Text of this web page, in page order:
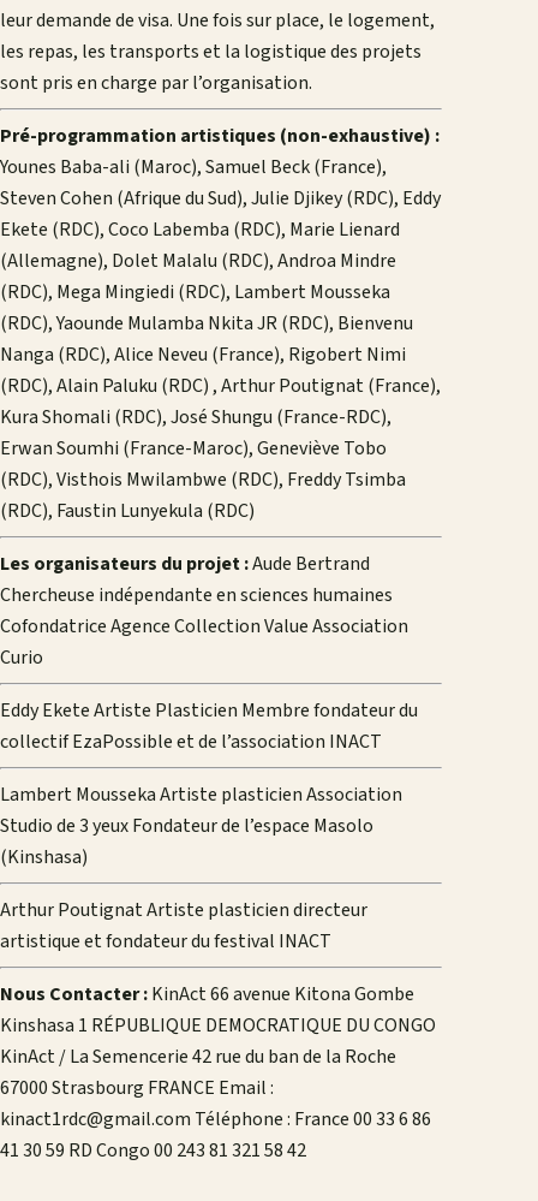
leur demande de visa. Une fois sur place, le logement,
les repas, les transports et la logistique des projets
sont pris en charge par l’organisation.
Pré-programmation artistiques (non-exhaustive) :
Younes Baba-ali (Maroc), Samuel Beck (France),
Steven Cohen (Afrique du Sud), Julie Djikey (RDC), Eddy
Ekete (RDC), Coco Labemba (RDC), Marie Lienard
(Allemagne), Dolet Malalu (RDC), Androa Mindre
(RDC), Mega Mingiedi (RDC), Lambert Mousseka
(RDC), Yaounde Mulamba Nkita JR (RDC), Bienvenu
Nanga (RDC), Alice Neveu (France), Rigobert Nimi
(RDC), Alain Paluku (RDC) , Arthur Poutignat (France),
Kura Shomali (RDC), José Shungu (France-RDC),
Erwan Soumhi (France-Maroc), Geneviève Tobo
(RDC), Visthois Mwilambwe (RDC), Freddy Tsimba
(RDC), Faustin Lunyekula (RDC)
Les organisateurs du projet :Aude Bertrand
Chercheuse indépendante en sciences humaines
Cofondatrice Agence Collection Value Association
Curio
Eddy Ekete Artiste Plasticien Membre fondateur du
collectif EzaPossible et de l’association INACT
Lambert Mousseka Artiste plasticien Association
Studio de 3 yeux Fondateur de l’espace Masolo
(Kinshasa)
Arthur Poutignat Artiste plasticien directeur
artistique et fondateur du festival INACT
Nous Contacter :KinAct 66 avenue Kitona Gombe
Kinshasa 1 RÉPUBLIQUE DEMOCRATIQUE DU CONGO
KinAct / La Semencerie 42 rue du ban de la Roche
67000 Strasbourg FRANCE Email :
kinact1rdc@gmail.com Téléphone : France 00 33 6 86
41 30 59 RD Congo 00 243 81 321 58 42